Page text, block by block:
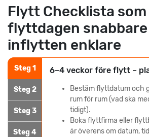
Flytt Checklista
flyttdagen
inflytten enklare
Steg 1
Steg 2
Steg 3
Steg 4
6–4 veckor före flytt –
Bestäm flyttdatum och
rum för rum (vad ska
tidigt).
Boka flyttfirma eller
är överens om datum,